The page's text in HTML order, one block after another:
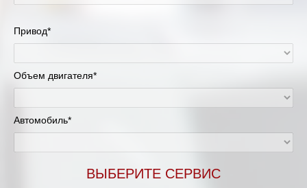
Привод*
Объем двигателя*
Автомобиль*
ВЫБЕРИТЕ СЕРВИС